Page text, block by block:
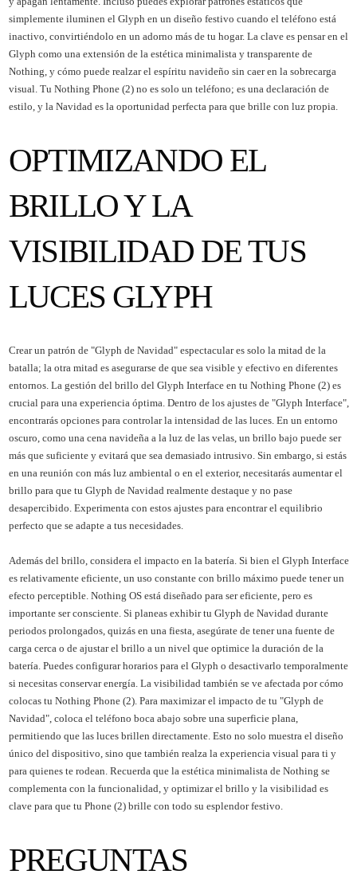
simplemente iluminen el Glyph en un diseño festivo cuando el teléfono está
inactivo, convirtiéndolo en un adorno más de tu hogar. La clave es pensar en el
Glyph como una extensión de la estética minimalista y transparente de
Nothing, y cómo puede realzar el espíritu navideño sin caer en la sobrecarga
visual. Tu Nothing Phone (2) no es solo un teléfono; es una declaración de
estilo, y la Navidad es la oportunidad perfecta para que brille con luz propia.
OPTIMIZANDO EL
BRILLO Y LA
VISIBILIDAD DE TUS
LUCES GLYPH
Crear un patrón de "Glyph de Navidad" espectacular es solo la mitad de la
batalla; la otra mitad es asegurarse de que sea visible y efectivo en diferentes
entornos. La gestión del brillo del Glyph Interface en tu Nothing Phone (2) es
crucial para una experiencia óptima. Dentro de los ajustes de "Glyph Interface",
encontrarás opciones para controlar la intensidad de las luces. En un entorno
oscuro, como una cena navideña a la luz de las velas, un brillo bajo puede ser
más que suficiente y evitará que sea demasiado intrusivo. Sin embargo, si estás
en una reunión con más luz ambiental o en el exterior, necesitarás aumentar el
brillo para que tu Glyph de Navidad realmente destaque y no pase
desapercibido. Experimenta con estos ajustes para encontrar el equilibrio
perfecto que se adapte a tus necesidades.
Además del brillo, considera el impacto en la batería. Si bien el Glyph Interface
es relativamente eficiente, un uso constante con brillo máximo puede tener un
efecto perceptible. Nothing OS está diseñado para ser eficiente, pero es
importante ser consciente. Si planeas exhibir tu Glyph de Navidad durante
periodos prolongados, quizás en una fiesta, asegúrate de tener una fuente de
carga cerca o de ajustar el brillo a un nivel que optimice la duración de la
batería. Puedes configurar horarios para el Glyph o desactivarlo temporalmente
si necesitas conservar energía. La visibilidad también se ve afectada por cómo
colocas tu Nothing Phone (2). Para maximizar el impacto de tu "Glyph de
Navidad", coloca el teléfono boca abajo sobre una superficie plana,
permitiendo que las luces brillen directamente. Esto no solo muestra el diseño
único del dispositivo, sino que también realza la experiencia visual para ti y
para quienes te rodean. Recuerda que la estética minimalista de Nothing se
complementa con la funcionalidad, y optimizar el brillo y la visibilidad es
clave para que tu Phone (2) brille con todo su esplendor festivo.
PREGUNTAS